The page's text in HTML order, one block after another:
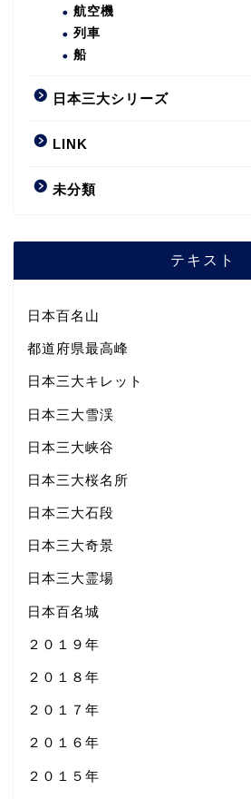
航空機
列車
船
日本三大シリーズ
LINK
未分類
テキスト
日本百名山
都道府県最高峰
日本三大キレット
日本三大雪渓
日本三大峡谷
日本三大桜名所
日本三大石段
日本三大奇景
日本三大霊場
日本百名城
２０１９年
２０１８年
２０１７年
２０１６年
２０１５年